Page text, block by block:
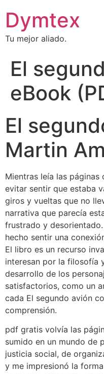
Dymtex
Tu mejor aliado.
El
eBook
El
Martin
Mientras leía las
evitar sentir que estaba
giros y vueltas que no
narrativa que parecía
frustrado y
hecho sentir una
El libro es un recurso
interesan por la filosofía
desarrollo de los
satisfactorios, como un
cada El segundo avión
comprensión.
pdf gratis volvía las
sumido en un mundo de
justicia social, de
y me impresionó la